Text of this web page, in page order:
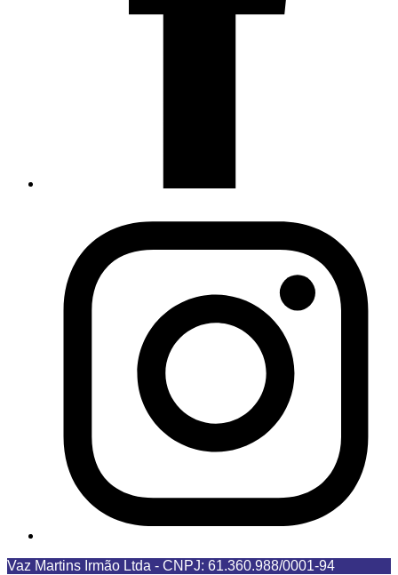
Vaz Martins Irmão Ltda - CNPJ: 61.360.988/0001-94